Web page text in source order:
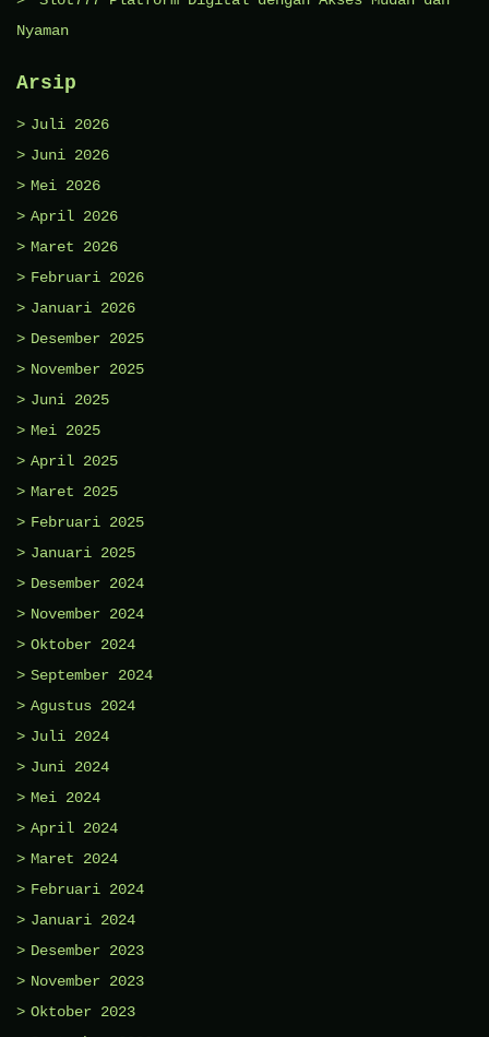
Nyaman
Arsip
Juli 2026
Juni 2026
Mei 2026
April 2026
Maret 2026
Februari 2026
Januari 2026
Desember 2025
November 2025
Juni 2025
Mei 2025
April 2025
Maret 2025
Februari 2025
Januari 2025
Desember 2024
November 2024
Oktober 2024
September 2024
Agustus 2024
Juli 2024
Juni 2024
Mei 2024
April 2024
Maret 2024
Februari 2024
Januari 2024
Desember 2023
November 2023
Oktober 2023